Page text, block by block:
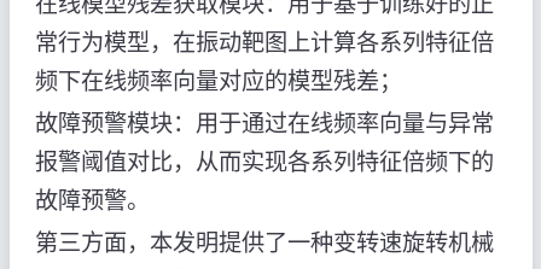
常行为模型，在振动靶图上计算各系列特征倍
频下在线频率向量对应的模型残差；
故障预警模块：用于通过在线频率向量与异常
报警阈值对比，从而实现各系列特征倍频下的
故障预警。
第三方面，本发明提供了一种变转速旋转机械